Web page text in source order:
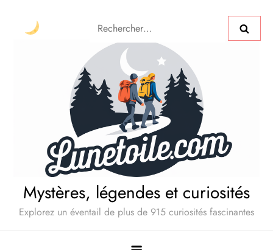
Mystères, légendes et curiosités
Explorez un éventail de plus de 915 curiosités fascinantes